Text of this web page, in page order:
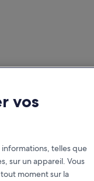
vos
telles que
sur un appareil. Vous
moment sur la